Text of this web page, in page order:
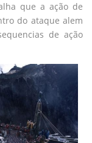
que a ação de
do ataque alem
de ação